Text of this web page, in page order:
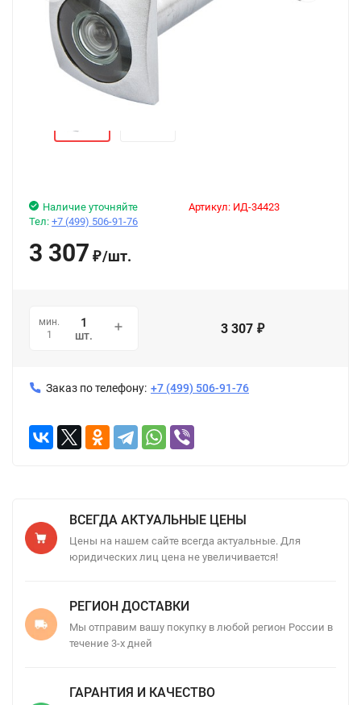
Артикул: ИД-34423
Наличие уточняйте
Тел: +7 (499) 506-91-76
3 307 ₽/шт.
мин.
1
шт. 3 307 ₽
Заказ по телефону: +7 (499) 506-91-76
ВСЕГДА АКТУАЛЬНЫЕ ЦЕНЫ
Цены на нашем сайте всегда актуальные. Для
юридических лиц цена не увеличивается!
РЕГИОН ДОСТАВКИ
Мы отправим вашу покупку в любой регион России в
течение 3-х дней
ГАРАНТИЯ И КАЧЕСТВО